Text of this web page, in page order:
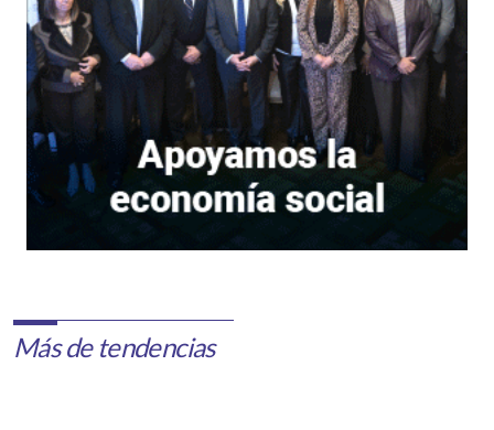
Más de tendencias